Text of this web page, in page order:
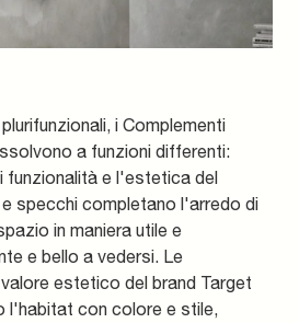
i Complementi
a funzioni differenti:
funzionalità e l'estetica del
specchi completano l'arredo di
in maniera utile e
e bello a vedersi. Le
estetico del brand Target
l'habitat con colore e stile,